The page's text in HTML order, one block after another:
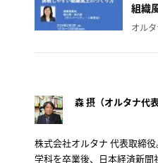
組織
オル
森 摂（オルタナ代
株式会社オルタナ 代表取締
学科を卒業後、日本経済新